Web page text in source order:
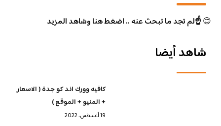
😊☝️لم تجد ما تبحث عنه .. اضغط هنا وشاهد المزيد
شاهد أيضا
كافيه وورك اند كو جدة ( الاسعار
+ المنيو + الموقع )
19 أغسطس، 2022